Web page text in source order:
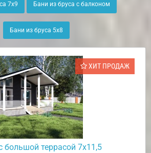
7х9 Бани из бруса с балконом
Бани из бруса 5х8
ХИТ ПРОДАЖ
террасой 7х11,5